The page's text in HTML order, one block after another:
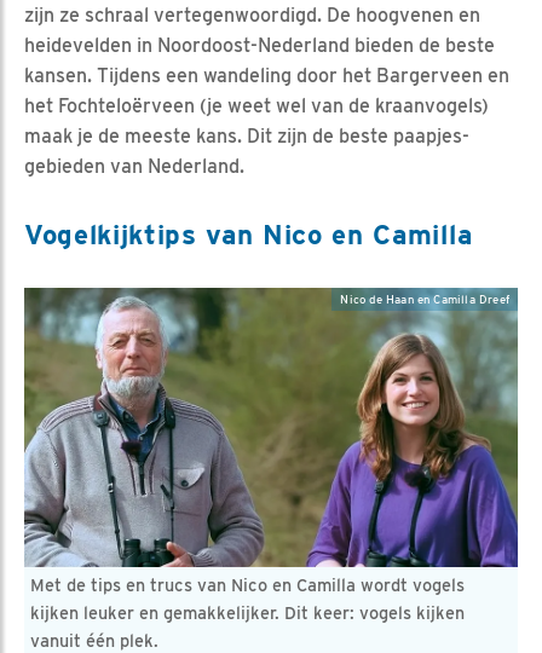
zijn ze schraal vertegenwoordigd. De hoogvenen en
heidevelden in Noordoost-Nederland bieden de beste
kansen. Tijdens een wandeling door het Bargerveen en
het Fochteloërveen (je weet wel van de kraanvogels)
maak je de meeste kans. Dit zijn de beste paapjes-
gebieden van Nederland.
Vogelkijktips van Nico en Camilla
Met de tips en trucs van Nico en Camilla wordt vogels
kijken leuker en gemakkelijker. Dit keer: vogels kijken
vanuit één plek.
Nico de Haan en Camilla Dreef